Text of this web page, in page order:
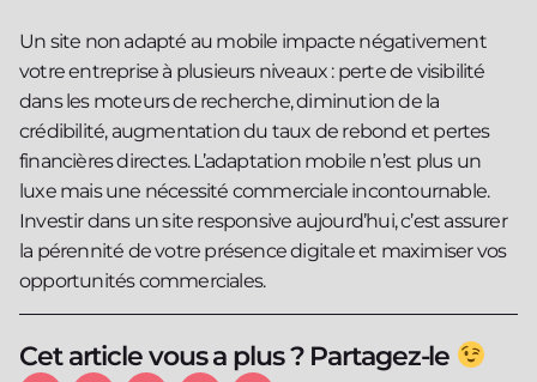
Un site non adapté au mobile impacte négativement
votre entreprise à plusieurs niveaux : perte de visibilité
dans les moteurs de recherche, diminution de la
crédibilité, augmentation du taux de rebond et pertes
financières directes. L’adaptation mobile n’est plus un
luxe mais une nécessité commerciale incontournable.
Investir dans un site responsive aujourd’hui, c’est assurer
la pérennité de votre présence digitale et maximiser vos
opportunités commerciales.
Cet article vous a plus ? Partagez-le